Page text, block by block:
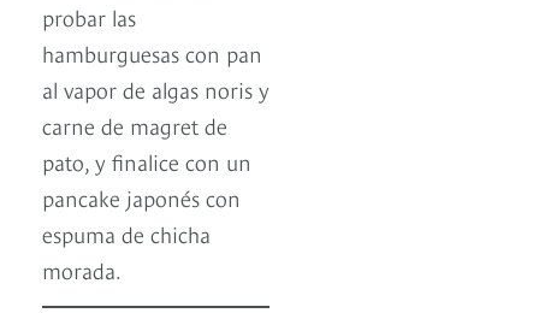
probar las
hamburguesas con pan
al vapor de algas noris y
carne de magret de
pato, y finalice con un
pancake japonés con
espuma de chicha
morada.